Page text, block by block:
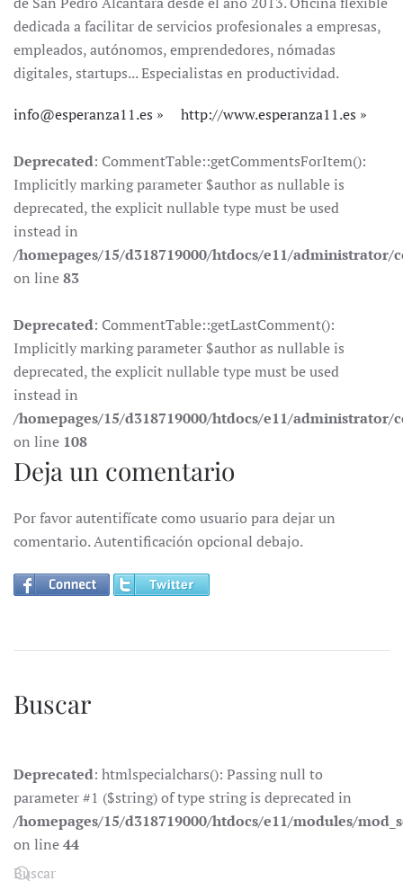
dedicada a facilitar de servicios profesionales a empresas,
empleados, autónomos, emprendedores, nómadas
digitales, startups... Especialistas en productividad.
info@esperanza11.es http://www.esperanza11.es
Deprecated: CommentTable::getCommentsForItem():
Implicitly marking parameter $author as nullable is
deprecated, the explicit nullable type must be used
instead in
/homepages/15/d318719000/htdocs/e11/
on line83
Deprecated: CommentTable::getLastComment():
Implicitly marking parameter $author as nullable is
deprecated, the explicit nullable type must be used
instead in
/homepages/15/d318719000/htdocs/e11/
on line 108
Deja un comentario
Por favor autentifícate como usuario para dejar un
comentario. Autentificación opcional debajo.
Buscar
Deprecated: htmlspecialchars(): Passing null to
parameter #1 ($string) of type string is deprecated in
/homepages/15/d318719000/htdocs/e11/modules/
on line44